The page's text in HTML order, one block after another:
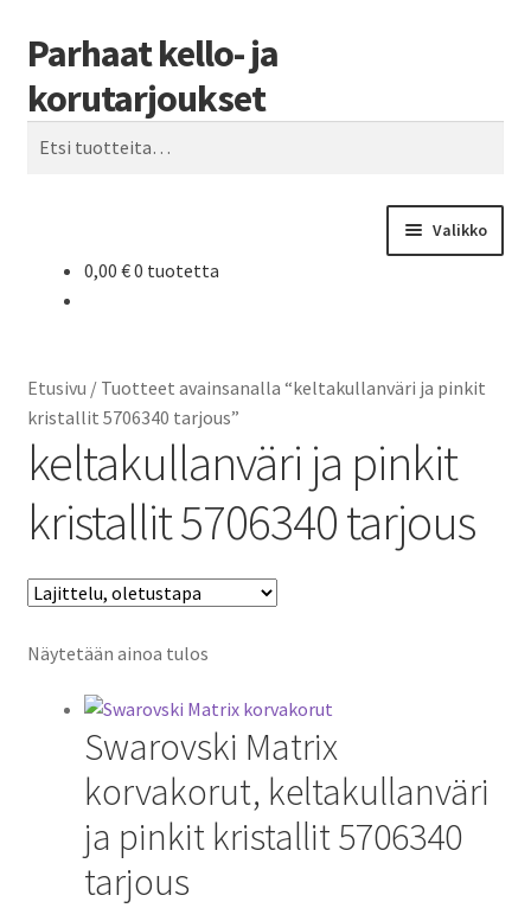
Siirry
navigointiin
Siirry
sisältöön
Parhaat kello- ja
korutarjoukset
Haku
Valikko
0,00 €0 tuotetta
Etusivu / Tuotteet avainsanalla “keltakullanväri ja pinkit
kristallit 5706340 tarjous”
keltakullanväri ja pinkit
kristallit 5706340 tarjous
Näytetään ainoa tulos
Swarovski Matrix
korvakorut, keltakullanväri
ja pinkit kristallit 5706340
tarjous